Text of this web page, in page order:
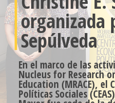
organizada
Sepúlveda
En el marco de las
Nucleus for Research
Education (MRACE), el
Políticas Sociales